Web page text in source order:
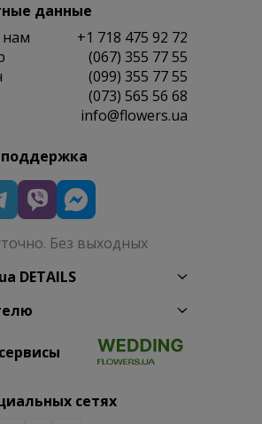
данные
нам
+1 718 475 92 72
(067) 355 77 55
(099) 355 77 55
(073) 565 56 68
info@flowers.ua
Без выходных
DETAILS
сетях